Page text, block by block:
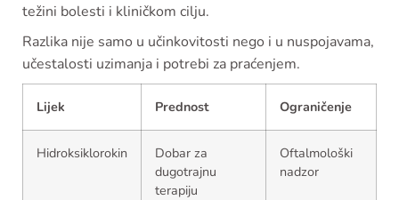
težini bolesti i kliničkom cilju.
Razlika nije samo u učinkovitosti nego i u nuspojavama,
učestalosti uzimanja i potrebi za praćenjem.
Lijek Prednost Ograničenje
Hidroksiklorokin
Dobar za
dugotrajnu
terapiju
Oftalmološki
nadzor